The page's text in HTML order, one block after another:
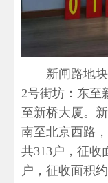
新闸路地
2号街坊：东至
至新桥大厦。
南至北京西路
共313户，征收
户，征收面积